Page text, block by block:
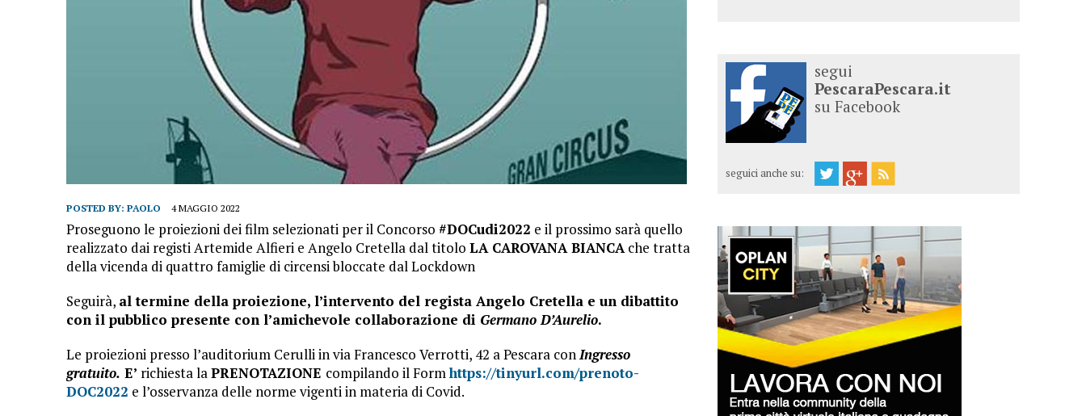
POSTED BY: PAOLO 4 MAGGIO 2022
Proseguono le proiezioni dei film selezionati per il Concorso #DOCudi2022 e il prossimo sarà quello
realizzato dai registi Artemide Alfieri e Angelo Cretella dal titolo LA CAROVANA BIANCAche tratta
della vicenda di quattro famiglie di circensi bloccate dal Lockdown
Seguirà, al termine della proiezione, l’intervento del regista Angelo Cretella e un dibattito
con il pubblico presente con l’amichevole collaborazione di Germano D’Aurelio.
Le proiezioni presso l’auditorium Cerulli in via Francesco Verrotti, 42 a Pescara conIngresso
gratuito. E’ richiesta laPRENOTAZIONE compilando il Formhttps://tinyurl.com/prenoto-
DOC2022 e l’osservanza delle norme vigenti in materia di Covid.
segui
PescaraPescara.it
su Facebook
seguici anche su: